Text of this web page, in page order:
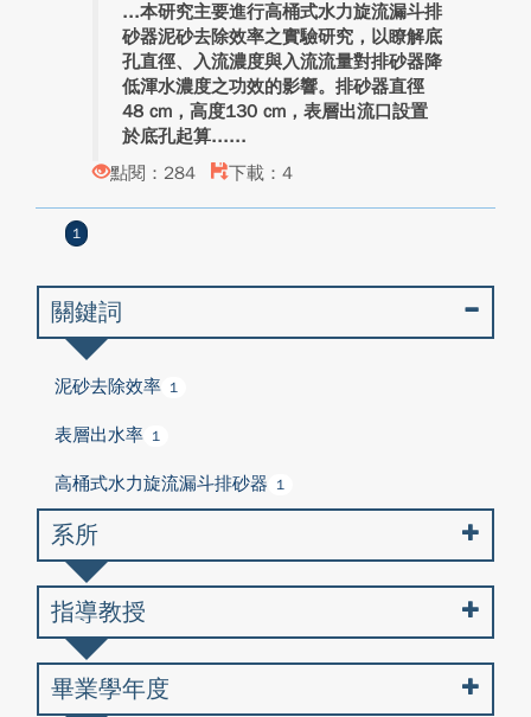
本研究主要進行高桶式水力旋流漏斗排
砂器泥砂去除效率之實驗研究，以瞭解底
孔直徑、入流濃度與入流流量對排砂器降
低渾水濃度之功效的影響。排砂器直徑
48 cm，高度130 cm，表層出流口設置
於底孔起算...
點閱：284
下載：4
1
關鍵詞
泥砂去除效率 1
表層出水率 1
高桶式水力旋流漏斗排砂器 1
系所
指導教授
畢業學年度